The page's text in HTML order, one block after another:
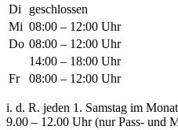
Di
geschlossen
Mi 08:00 – 12:00 Uhr
Do 08:00 – 12:00 Uhr
14:00 – 18:00 Uhr
Fr
08:00 – 12:00 Uhr
i. d. R. jeden 1. Samstag im Monat
9.00 – 12.00 Uhr (nur Pass- und